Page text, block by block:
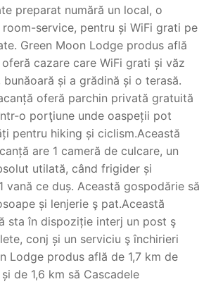
preparat numără un local, o
room-service, pentru și WiFi grati pe
Green Moon Lodge produs află
cazare care WiFi grati și văz
și a grădină și o terasă.
oferă parchin privată gratuită
o porţiune unde oaspeții pot
pentru hiking și ciclism.Această
are 1 cameră de culcare, un
utilată, când frigider și
vană ce duș. Această gospodărie să
și lenjerie ş pat.Această
sta în dispoziție interj un post ş
conj și un serviciu ş închirieri
Lodge produs află de 1,7 km de
de 1,6 km să Cascadele